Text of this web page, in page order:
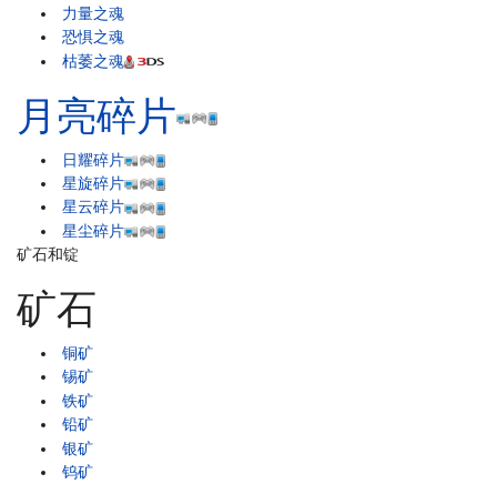
力量之魂
恐惧之魂
枯萎之魂
月亮碎片
日耀碎片
星旋碎片
星云碎片
星尘碎片
矿石和锭
矿石
铜矿
锡矿
铁矿
铅矿
银矿
钨矿